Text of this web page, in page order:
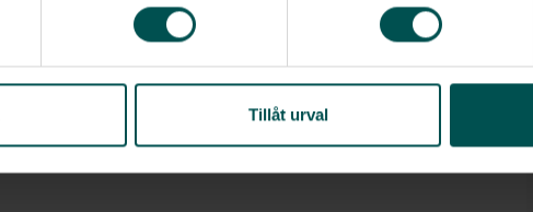
Tillåt urval